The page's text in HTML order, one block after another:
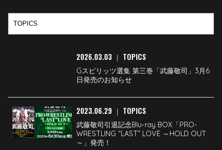
2026.03.03｜ TOPICS
Gスピリッツ選集 第三巻「武藤敬司」3月6
日発売のお知らせ
2023.06.29 ｜ TOPICS
武藤敬司引退記念Blu-ray BOX「PRO-
WRESTLING “LAST” LOVE ～HOLD OUT
～」発売！